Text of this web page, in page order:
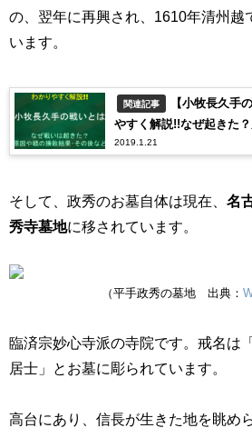
の、翌年に再興され、1610年清州越
います。
関連記事
【小牧長久手
やすく解説!!なぜ起きた
2019.1.21
そして、政秀のお墓自体は現在、 名
秀寺墓地に移されています。
（平手政秀の墓地 出典：
臨済宗妙心寺派の寺院です。戒名は
居士」とお墓に彫られています。
高台にあり、信長が生きた地を眺め